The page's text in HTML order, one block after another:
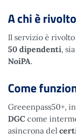
A chi è rivolto
Il servizio è
50 dipendenti,
NoiPA.
Come
Greeenpass50+,
DGC come
asincrona del